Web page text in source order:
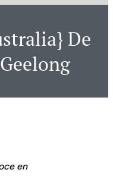
De
en